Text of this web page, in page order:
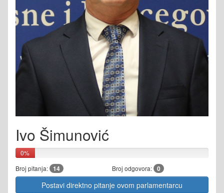
Ivo Šimunović
0%
Broj pitanja: 14 Broj odgovora: 0
Postavi direktno pitanje ovom parlamentarcu